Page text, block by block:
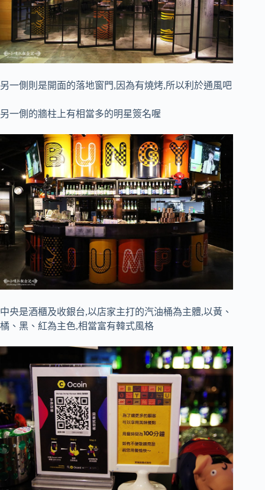
另一側則是開面的落地窗門,因為有燒烤,所以利於通風吧
另一側的牆柱上有相當多的明星簽名喔
中央是酒櫃及收銀台,以店家主打的汽油桶為主體,以黃、
橘、黑、紅為主色,相當富有韓式風格